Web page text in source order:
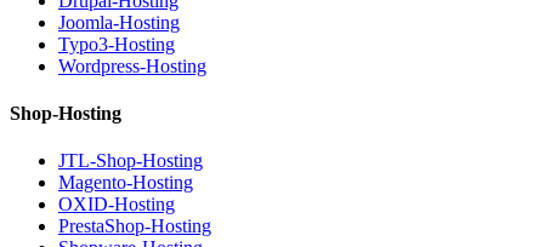
Joomla-Hosting
Typo3-Hosting
Wordpress-Hosting
Shop-Hosting
JTL-Shop-Hosting
Magento-Hosting
OXID-Hosting
PrestaShop-Hosting